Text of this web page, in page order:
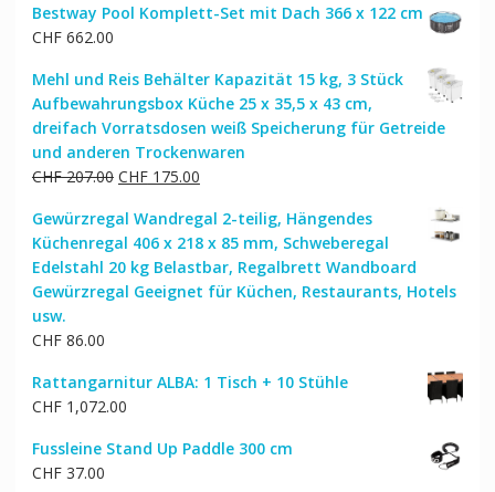
war:
ist:
Bestway Pool Komplett-Set mit Dach 366 x 122 cm
CHF662.00
Mehl und Reis Behälter Kapazität 15 kg, 3 Stück
Aufbewahrungsbox Küche 25 x 35,5 x 43 cm,
dreifach Vorratsdosen weiß Speicherung für Getreide
und anderen Trockenwaren
CHF207.00 Ursprünglicher
war:
CHF 207.00
CHF175.00Aktueller
ist:
CHF 175.00.
Gewürzregal Wandregal 2-teilig, Hängendes
Küchenregal 406 x 218 x 85 mm, Schweberegal
Edelstahl 20 kg Belastbar, Regalbrett Wandboard
Gewürzregal Geeignet für Küchen, Restaurants, Hotels
usw.
CHF86.00
Rattangarnitur ALBA: 1 Tisch + 10 Stühle
CHF1,072.00
Fussleine Stand Up Paddle 300 cm
CHF37.00